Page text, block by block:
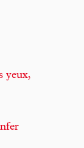
yeux,